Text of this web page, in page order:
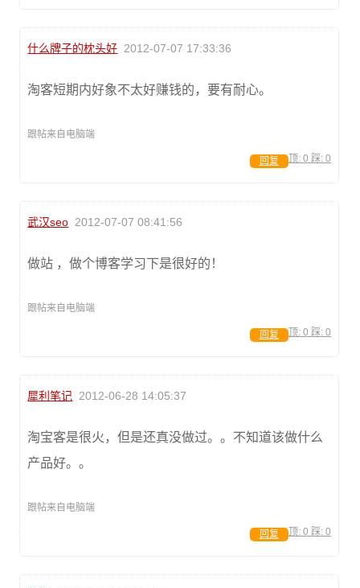
什么牌子的枕头好 2012-07-07 17:33:36
淘客短期内好象不太好赚钱的，要有耐心。
跟帖来自电脑端
顶: 0 踩: 0
回复
武汉seo 2012-07-07 08:41:56
做站 ，做个博客学习下是很好的！
跟帖来自电脑端
顶: 0 踩: 0
回复
犀利笔记 2012-06-28 14:05:37
淘宝客是很火，但是还真没做过。。不知道该做什么
产品好。。
跟帖来自电脑端
顶: 0 踩: 0
回复